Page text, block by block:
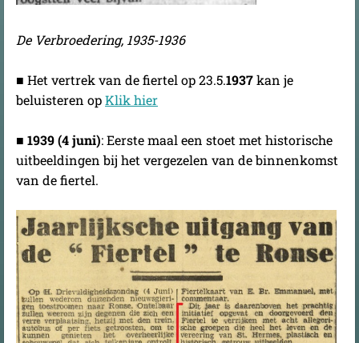
De Verbroedering, 1935-1936
■ Het vertrek van de fiertel op 23.5.1937kan je
beluisteren opKlik hier
■ 1939 (4 juni): Eerste maal een stoet met historische
uitbeeldingen bij het vergezelen van de binnenkomst
van de fiertel.